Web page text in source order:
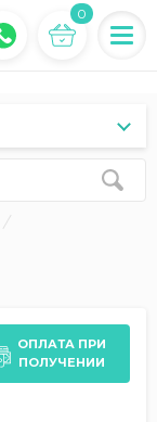
0
ОПЛАТА ПРИ
ПОЛУЧЕНИИ